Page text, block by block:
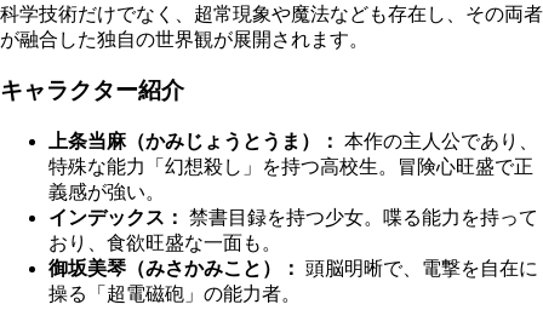
科学技術だけでなく、超常現象や魔法なども存在し、その両者
が融合した独自の世界観が展開されます。
キャラクター紹介
上条当麻（かみじょうとうま）： 本作の主人公であり、
特殊な能力「幻想殺し」を持つ高校生。冒険心旺盛で正
義感が強い。
インデックス： 禁書目録を持つ少女。喋る能力を持って
おり、食欲旺盛な一面も。
御坂美琴（みさかみこと）： 頭脳明晰で、電撃を自在に
操る「超電磁砲」の能力者。